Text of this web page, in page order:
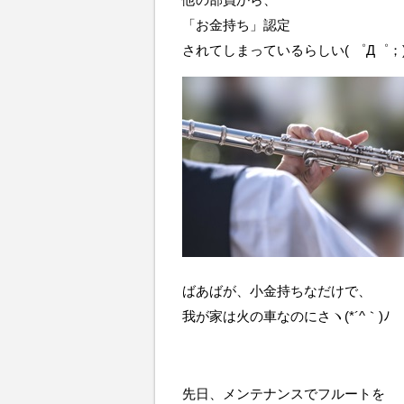
「お金持ち」認定
されてしまっているらしい( ゜Д゜
ばあばが、小金持ちなだけで、
我が家は火の車なのにさヽ(*´^｀)ﾉ
先日、メンテナンスでフルートを